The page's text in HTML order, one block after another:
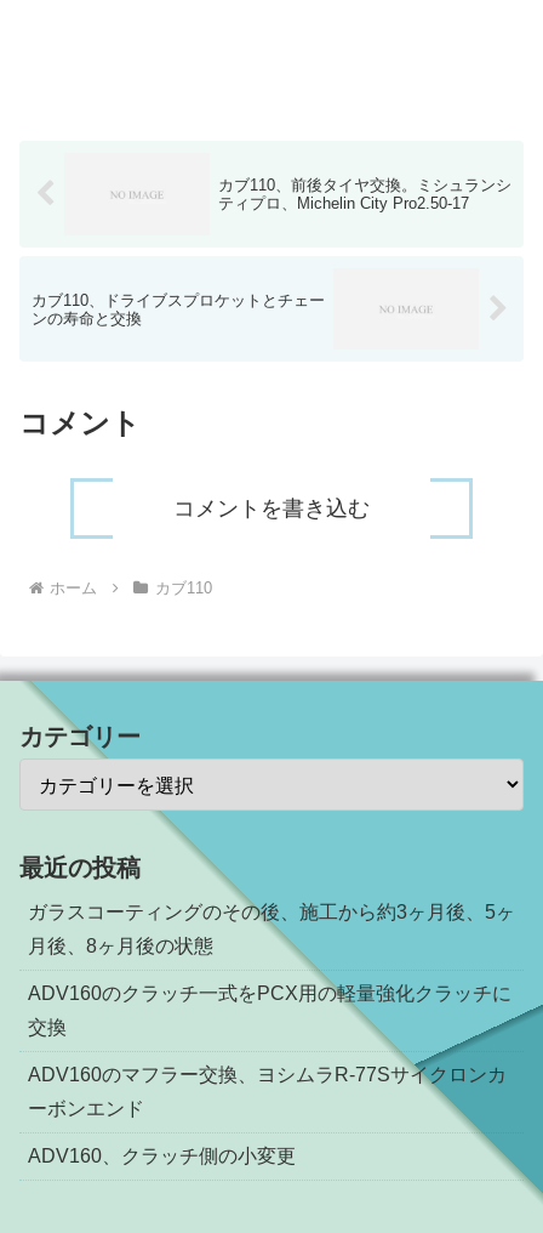
カブ110、前後タイヤ交換。ミシュランシ
ティプロ、Michelin City Pro2.50-17
カブ110、ドライブスプロケットとチェー
ンの寿命と交換
コメント
コメントを書き込む
ホーム カブ110
カテゴリー
最近の投稿
ガラスコーティングのその後、施工から約3ヶ月後、5ヶ
月後、8ヶ月後の状態
ADV160のクラッチ一式をPCX用の軽量強化クラッチに
交換
ADV160のマフラー交換、ヨシムラR-77Sサイクロンカ
ーボンエンド
ADV160、クラッチ側の小変更